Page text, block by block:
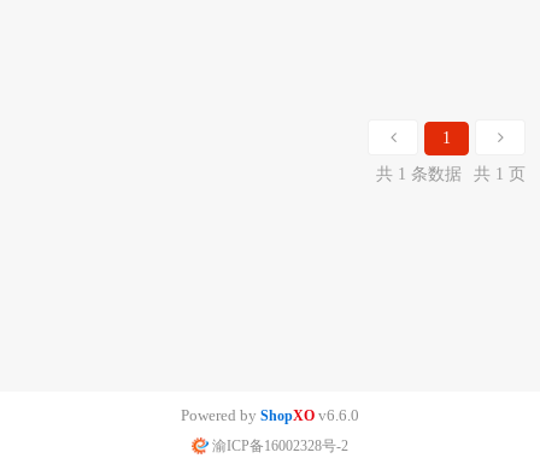
1
共 1 条数据
共 1 页
Powered by ShopXO v6.6.0
渝ICP备16002328号-2